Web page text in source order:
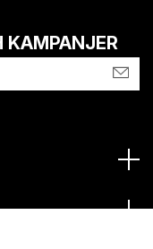
KAMPANJER